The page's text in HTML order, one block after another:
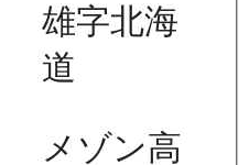
雄字北海
道
メゾン高